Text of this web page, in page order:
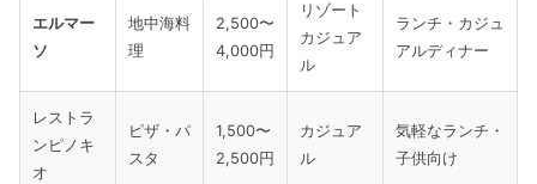
エルマー
ソ
地中海料
理
2,500〜
4,000円
リゾート
カジュア
ル
ランチ・カジュ
アルディナー
レストラ
ンピノキ
オ
ピザ・パ
スタ
1,500〜
2,500円
カジュア
ル
気軽なランチ・
子供向け